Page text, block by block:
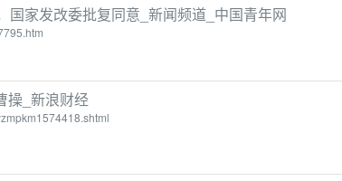
国家发改委批复同意_新闻频道_中国青年网
操_新浪财经